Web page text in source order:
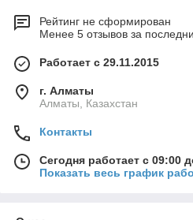
Рейтинг не сформирован
Менее 5 отзывов за
Работает с 29.11.2015
г. Алматы
Алматы, Казахстан
Контакты
Сегодня работает с 09:00
Показать весь график